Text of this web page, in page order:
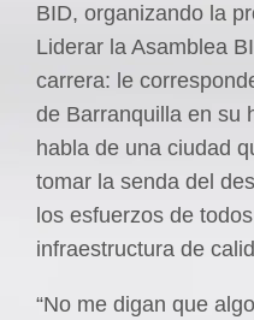
BID, organizando la
Liderar la Asamblea
carrera: le
de Barranquilla en su
habla de una ciudad
tomar la senda del
los esfuerzos de
infraestructura de
“No me digan que